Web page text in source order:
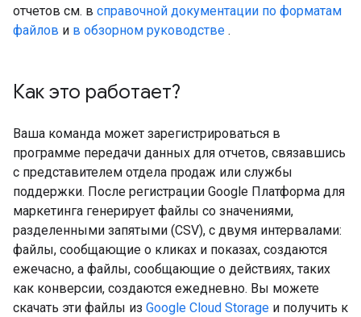
отчетов см. в справочной документации по форматам
файлов и в обзорном руководстве .
Как это работает?
Ваша команда может зарегистрироваться в
программе передачи данных для отчетов, связавшись
с представителем отдела продаж или службы
поддержки. После регистрации Google Платформа для
маркетинга генерирует файлы со значениями,
разделенными запятыми (CSV), с двумя интервалами:
файлы, сообщающие о кликах и показах, создаются
ежечасно, а файлы, сообщающие о действиях, таких
как конверсии, создаются ежедневно. Вы можете
скачать эти файлы из Google Cloud Storage и получить к